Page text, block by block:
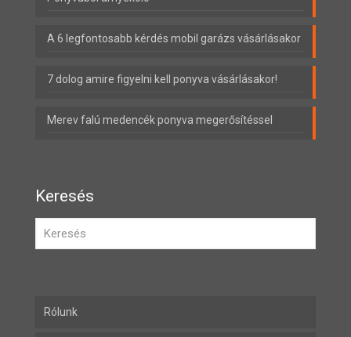
A 6 legfontosabb kérdés mobil garázs vásárlásakor
7 dolog amire figyelni kell ponyva vásárlásakor!
Merev falú medencék ponyva megerősítéssel
Keresés
Rólunk